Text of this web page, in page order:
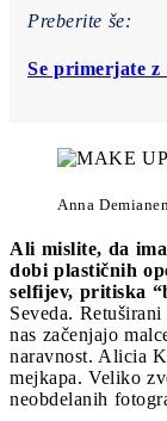
Preberite še:
Se primerjate
Anna
Ali mislite, da
dobi plastičnih
selfijev, pritiska
Seveda.
nas začenjajo
naravnost. Alicia
mejkapa. Veliko
neobdelanih